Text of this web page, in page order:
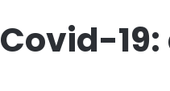
Covid-